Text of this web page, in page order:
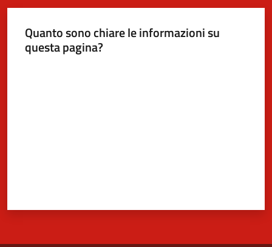
5x1000
Quanto sono chiare le informazioni su
questa pagina?